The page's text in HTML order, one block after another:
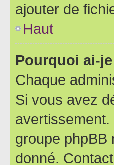
ajouter de
Haut
Pourquoi ai-
Chaque
Si vous avez
avertissement.
groupe phpBB
donné.